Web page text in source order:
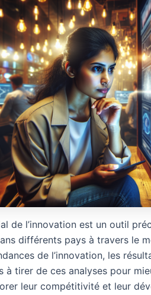
de l’innovation est un outil
différents pays à travers le
de l’innovation, les
à tirer de ces analyses pour
leur compétitivité et leur